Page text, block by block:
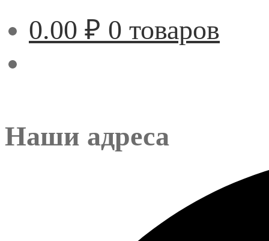
0.00 ₽ 0 товаров
Наши адреса